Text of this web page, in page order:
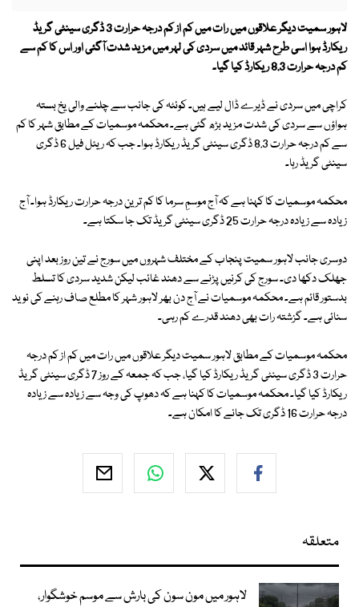
لاہور سمیت دیگر علاقوں میں رات میں کم از کم درجہ حرارت 3 ڈگری سینٹی گریڈ
ریکارڈ ہوا اسی طرح شہر قائد میں سردی کی لہر میں مزید شدت آگئی اور اس کا کم سے
کم درجہ حرارت 8.3 ریکارڈ کیا گیا۔
کراچی میں سردی نے ڈیرے ڈال لیے ہیں۔ کوئٹہ کی جانب سے چلنے والی یخ بستہ
ہواؤں سے سردی کی شدت مزید بڑھ گئی ہے۔ محکمہ موسمیات کے مطابق شہر کا کم
سے کم درجہ حرارت 8.3 ڈگری سینٹی گریڈ ریکارڈ ہوا۔ جب کہ ریئل فیل 6 ڈگری
سینٹی گریڈ رہا۔
محکمہ موسمیات کا کہنا ہے کہ آج موسمِ سرما کا کم ترین درجہ حرارت ریکارڈ ہوا۔ آج
زیادہ سے زیادہ درجہ حرارت 25 ڈگری سینٹی گریڈ تک جا سکتا ہے۔
دوسری جانب لاہور سمیت پنجاب کے مختلف شہروں میں سورج نے تین روز بعد اپنی
جھلک دکھا دی۔ سورج کی کرنیں پڑنے سے دھند غائب لیکن شدید سردی کا تسلط
بدستور قائم ہے۔ محکمہ موسمیات نے آج دن بھر لاہور شہر کا مطلع صاف رہنے کی نوید
سنائی ہے۔ گزشتہ رات بھی دھند قدرے کم رہی۔
محکمہ موسمیات کے مطابق لاہور سمیت دیگر علاقوں میں رات میں کم از کم درجہ
حرارت 3 ڈگری سینٹی گریڈ ریکارڈ کیا گیا، جب کہ جمعہ کے روز 7 ڈگری سینٹی گریڈ
ریکارڈ کیا گیا۔ محکمہ موسمیات کا کہنا ہے کہ دھوپ کی وجہ سے زیادہ سے زیادہ
درجہ حرارت 16 ڈگری تک جانے کا امکان ہے۔
متعلقہ
لاہور میں مون سون کی بارش سے موسم خوشگوار،